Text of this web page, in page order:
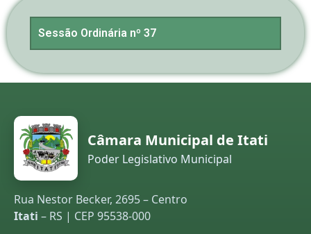
Sessão Ordinária nº 37
Câmara Municipal de Itati
Poder Legislativo Municipal
Rua Nestor Becker, 2695 – Centro
Itati – RS | CEP 95538-000